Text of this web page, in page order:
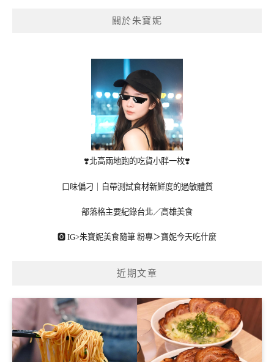
關於朱寶妮
❣️北高兩地跑的吃貨小胖一枚❣️
口味偏刁｜自帶測試食材新鮮度的過敏體質
部落格主要紀錄台北／高雄美食
🅾 IG>朱寶妮美食隨筆 粉專＞寶妮今天吃什麼
近期文章